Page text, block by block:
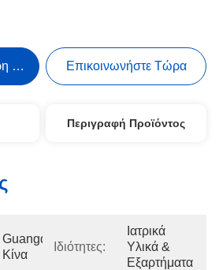
Τιμή Επικοινωνήστε Τώρα
Περιγραφή Προϊόντος
Guangdong,
Κίνα
Ιδιότητες:
Ιατρικά
Υλικά &
Εξαρτήματα